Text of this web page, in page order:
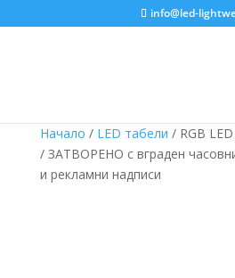
info@led-
Начало / LED табели / RGB
/ ЗАТВОРЕНО с вграден
и рекламни надписи